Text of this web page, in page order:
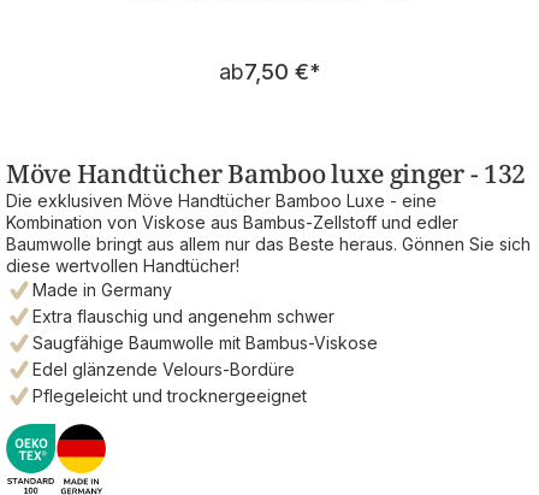
Regulärer Preis:
ab7,50 €*
Möve Handtücher Bamboo luxe ginger - 132
Die exklusiven Möve Handtücher Bamboo Luxe - eine
Kombination von Viskose aus Bambus-Zellstoff und edler
Baumwolle bringt aus allem nur das Beste heraus. Gönnen Sie sich
diese wertvollen Handtücher!
Made in Germany
Extra flauschig und angenehm schwer
Saugfähige Baumwolle mit Bambus-Viskose
Edel glänzende Velours-Bordüre
Pflegeleicht und trocknergeeignet